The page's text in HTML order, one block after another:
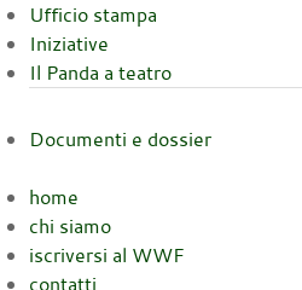
Ufficio stampa
Iniziative
Il Panda a teatro
Documenti e dossier
home
chi siamo
iscriversi al WWF
contatti